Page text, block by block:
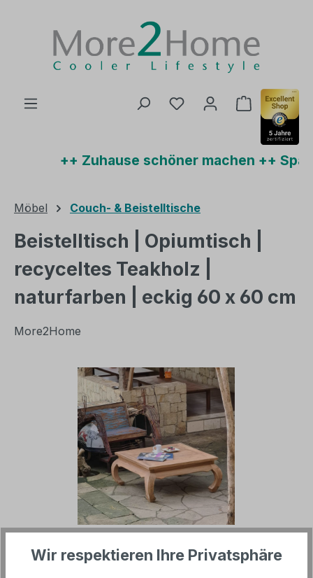
Du hast 0 Produkte
++ Zuhause schöner machen ++
Möbel Couch- & Beistelltische
Beistelltisch | Opiumtisch |
recyceltes Teakholz |
naturfarben | eckig 60 x 60 cm
More2Home
279,00 €
Wir respektieren Ihre Privatsphäre